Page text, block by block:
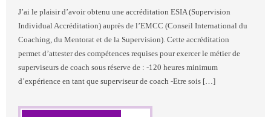
J’ai le plaisir d’avoir obtenu une accréditation ESIA (Supervision
Individual Accréditation) auprès de l’EMCC (Conseil International du
Coaching, du Mentorat et de la Supervision). Cette accréditation
permet d’attester des compétences requises pour exercer le métier de
superviseurs de coach sous réserve de : -120 heures minimum
d’expérience en tant que superviseur de coach -Etre sois […]